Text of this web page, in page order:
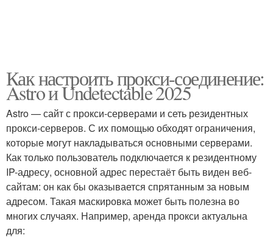
Как настроить прокси-соединение:
Astro и Undetectable 2025
Astro — сайт с прокси-серверами и сеть резидентных
прокси-серверов. С их помощью обходят ограничения,
которые могут накладываться основными серверами.
Как только пользователь подключается к резидентному
IP-адресу, основной адрес перестаёт быть виден веб-
сайтам: он как бы оказывается спрятанным за новым
адресом. Такая маскировка может быть полезна во
многих случаях. Например, аренда прокси актуальна
для: